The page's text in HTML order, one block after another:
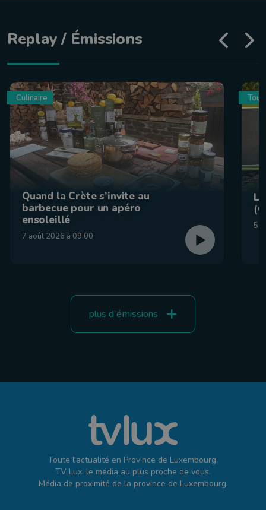
Replay / Émissions
Culinaire
Quand la Crète s’invite au
barbecue pour un apéro
ensoleillé
7 août 2026 à 09:00
5
plus d'émissions
Toute l'actualité en Province de Luxembourg.
TV Lux, le média au plus proche de vous.
Média de proximité de la province de Luxembourg.